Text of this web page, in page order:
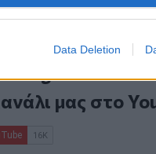
Data Deletion
Google News
μας στο